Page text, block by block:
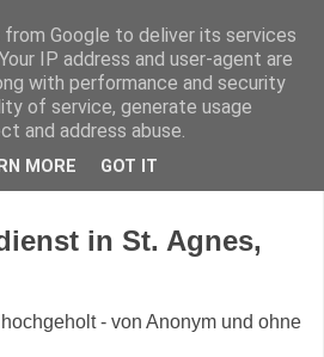
zu Umnutzung, Verkauf oder
in Deutschland
in St. Agnes,
hochgeholt - von Anonym und ohne
Google to deliver its services
IP address and user-agent are
with performance and security
of service, generate usage
and address abuse.
MORE GOT IT